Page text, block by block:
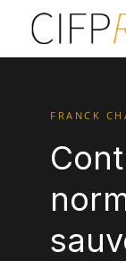
FRANCK